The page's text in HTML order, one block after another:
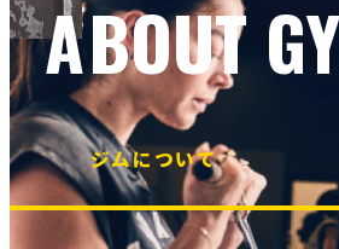
ABOUT
ジムについて